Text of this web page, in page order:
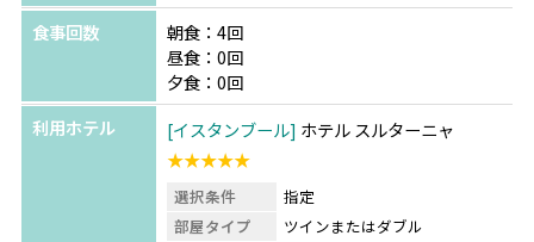
食事回数
朝食：4回
昼食：0回
夕食：0回
利用ホテル
イスタンブール ホテル スルターニャ
★★★★★
選択条件
指定
部屋タイプ
ツインまたはダブル